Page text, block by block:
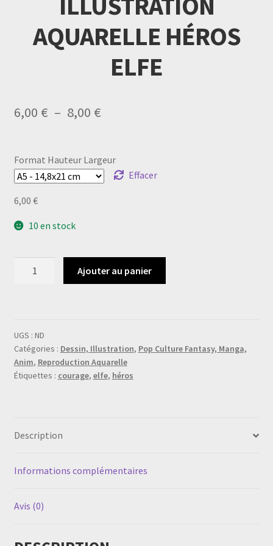
AQUARELLE HÉROS
ELFE
6,00 € – 8,00 €Plage
prix :
6,00 €
Format Hauteur Largeur
Effacer
6,00 €
10 en stock
elfe
Ajouter au panier
UGS : ND
Catégories : Dessin, Illustration, Pop Culture Fantasy, Manga,
Anim, Reproduction Aquarelle
Étiquettes : courage, elfe, héros
Description
Informations complémentaires
Avis (0)